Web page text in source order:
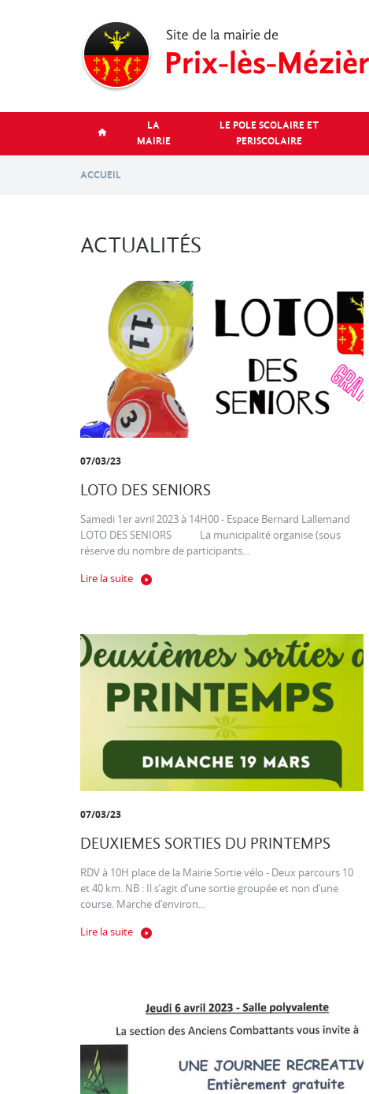
LA
MAIRIE
LE POLE SCOLAIRE ET
PERISCOLAIRE
ACCUEIL
ACTUALITÉS
07/03/23
LOTO DES SENIORS
Samedi 1er avril 2023 à 14H00 - Espace Bernard Lallemand
LOTO DES SENIORS La municipalité organise (sous
réserve du nombre de participants...
Lire la suite
07/03/23
DEUXIEMES SORTIES DU PRINTEMPS
RDV à 10H place de la Mairie Sortie vélo - Deux parcours 10
et 40 km. NB : Il s’agit d’une sortie groupée et non d’une
course. Marche d’environ...
Lire la suite